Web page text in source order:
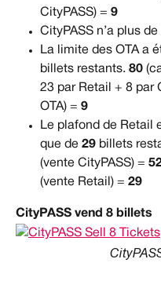
CityPASS) = 9
CityPASS n’a plus
La limite des OTA a
billets restants. 80
23 par Retail + 8 par
OTA) = 9
Le plafond de Retail
que de 29 billets
(vente CityPASS) =
(vente Retail) = 29
CityPASS vend 8 billets